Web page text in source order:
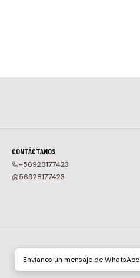
CONTÁCTANOS
+56928177423
56928177423
Envíanos un mensaje de WhatsApp